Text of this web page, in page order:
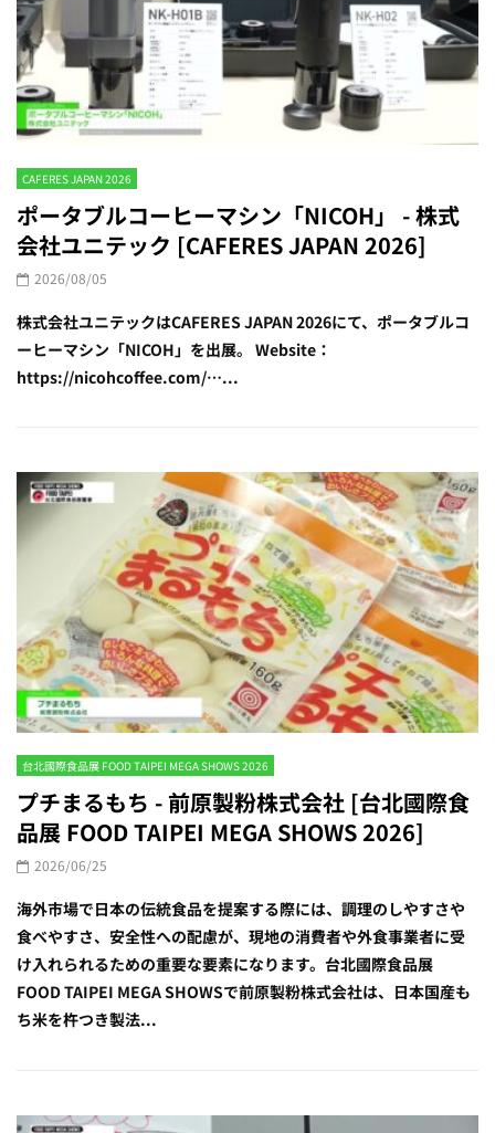
CAFERES JAPAN 2026
ポータブルコーヒーマシン「NICOH」 - 株式
会社ユニテック [CAFERES JAPAN 2026]
2026/08/05
株式会社ユニテックはCAFERES JAPAN 2026にて、ポータブルコ
ーヒーマシン「NICOH」を出展。 Website：
https://nicohcoffee.com/…...
台北國際食品展 FOOD TAIPEI MEGA SHOWS 2026
プチまるもち - 前原製粉株式会社 [台北國際食
品展 FOOD TAIPEI MEGA SHOWS 2026]
2026/06/25
海外市場で日本の伝統食品を提案する際には、調理のしやすさや
食べやすさ、安全性への配慮が、現地の消費者や外食事業者に受
け入れられるための重要な要素になります。台北國際食品展
FOOD TAIPEI MEGA SHOWSで前原製粉株式会社は、日本国産も
ち米を杵つき製法...